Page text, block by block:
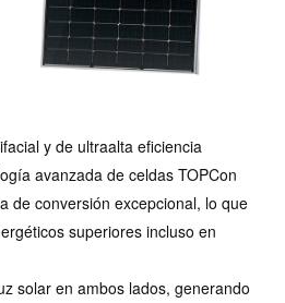
y de ultraalta eficiencia
avanzada de celdas TOPCon
de conversión excepcional, lo que
superiores incluso en
solar en ambos lados, generando